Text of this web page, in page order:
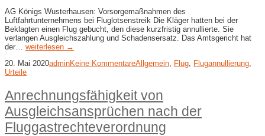
AG Königs Wusterhausen: Vorsorgemaßnahmen des
Luftfahrtunternehmens bei Fluglotsenstreik Die Kläger hatten bei der
Beklagten einen Flug gebucht, den diese kurzfristig annullierte. Sie
verlangen Ausgleichszahlung und Schadensersatz. Das Amtsgericht hat
der… weiterlesen →
20. Mai 2020adminKeine KommentareAllgemein, Flug, Flugannullierung,
Urteile
Anrechnungsfähigkeit von
Ausgleichsansprüchen nach der
Fluggastrechteverordnung